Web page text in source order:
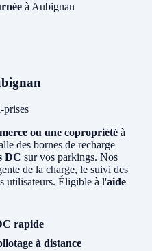
à Aubignan
prises
ou une copropriété à
des bornes de recharge
DC sur vos parkings. Nos
de la charge, le suivi des
utilisateurs. Éligible à l'aide
rapide
à distance